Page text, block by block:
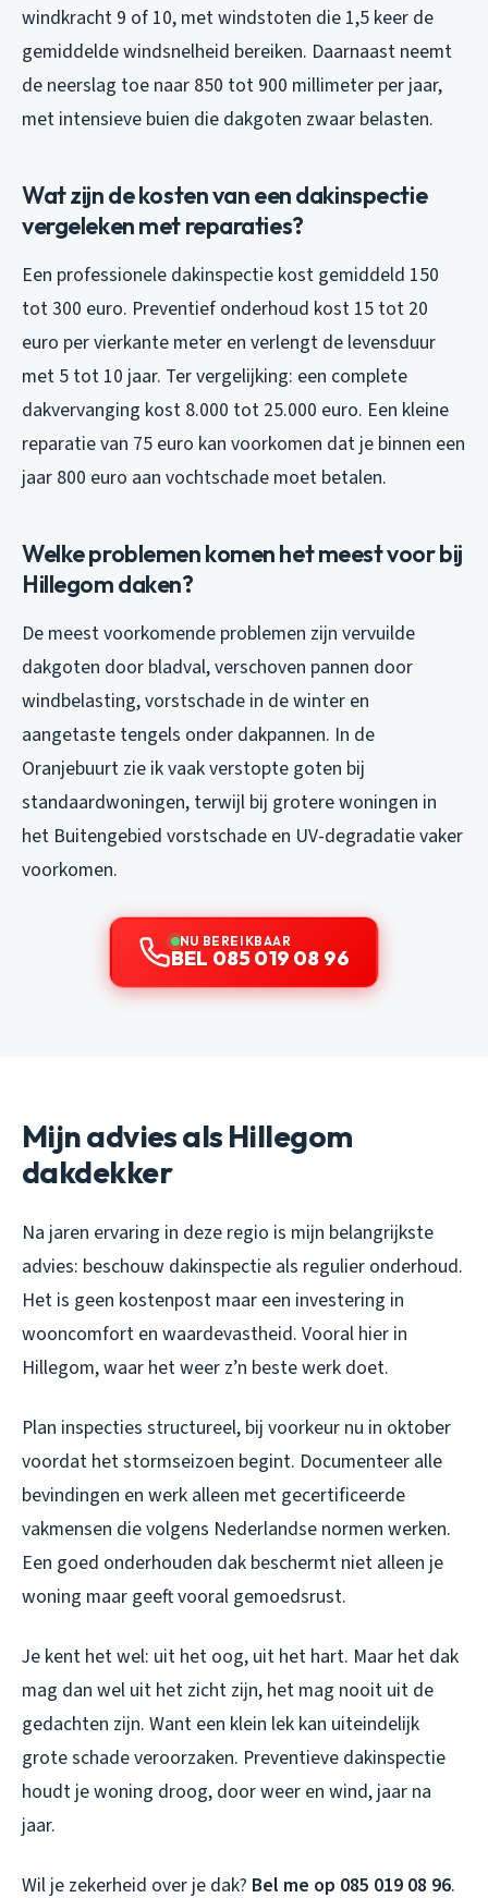
windkracht 9 of 10, met windstoten die 1,5 keer de
gemiddelde windsnelheid bereiken. Daarnaast neemt
de neerslag toe naar 850 tot 900 millimeter per jaar,
met intensieve buien die dakgoten zwaar belasten.
Wat zijn de kosten van een dakinspectie
vergeleken met reparaties?
Een professionele dakinspectie kost gemiddeld 150
tot 300 euro. Preventief onderhoud kost 15 tot 20
euro per vierkante meter en verlengt de levensduur
met 5 tot 10 jaar. Ter vergelijking: een complete
dakvervanging kost 8.000 tot 25.000 euro. Een kleine
reparatie van 75 euro kan voorkomen dat je binnen een
jaar 800 euro aan vochtschade moet betalen.
Welke problemen komen het meest voor bij
Hillegom daken?
De meest voorkomende problemen zijn vervuilde
dakgoten door bladval, verschoven pannen door
windbelasting, vorstschade in de winter en
aangetaste tengels onder dakpannen. In de
Oranjebuurt zie ik vaak verstopte goten bij
standaardwoningen, terwijl bij grotere woningen in
het Buitengebied vorstschade en UV-degradatie vaker
voorkomen.
NU BEREIKBAAR
BEL 085 019 08 96
Mijn advies als Hillegom
dakdekker
Na jaren ervaring in deze regio is mijn belangrijkste
advies: beschouw dakinspectie als regulier onderhoud.
Het is geen kostenpost maar een investering in
wooncomfort en waardevastheid. Vooral hier in
Hillegom, waar het weer z’n beste werk doet.
Plan inspecties structureel, bij voorkeur nu in oktober
voordat het stormseizoen begint. Documenteer alle
bevindingen en werk alleen met gecertificeerde
vakmensen die volgens Nederlandse normen werken.
Een goed onderhouden dak beschermt niet alleen je
woning maar geeft vooral gemoedsrust.
Je kent het wel: uit het oog, uit het hart. Maar het dak
mag dan wel uit het zicht zijn, het mag nooit uit de
gedachten zijn. Want een klein lek kan uiteindelijk
grote schade veroorzaken. Preventieve dakinspectie
houdt je woning droog, door weer en wind, jaar na
jaar.
Wil je zekerheid over je dak? Bel me op 085 019 08 96.